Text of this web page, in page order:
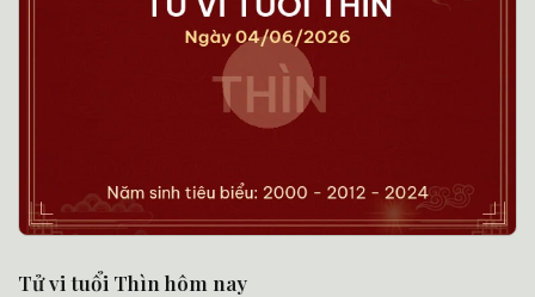
Tử vi tuổi Thìn hôm nay